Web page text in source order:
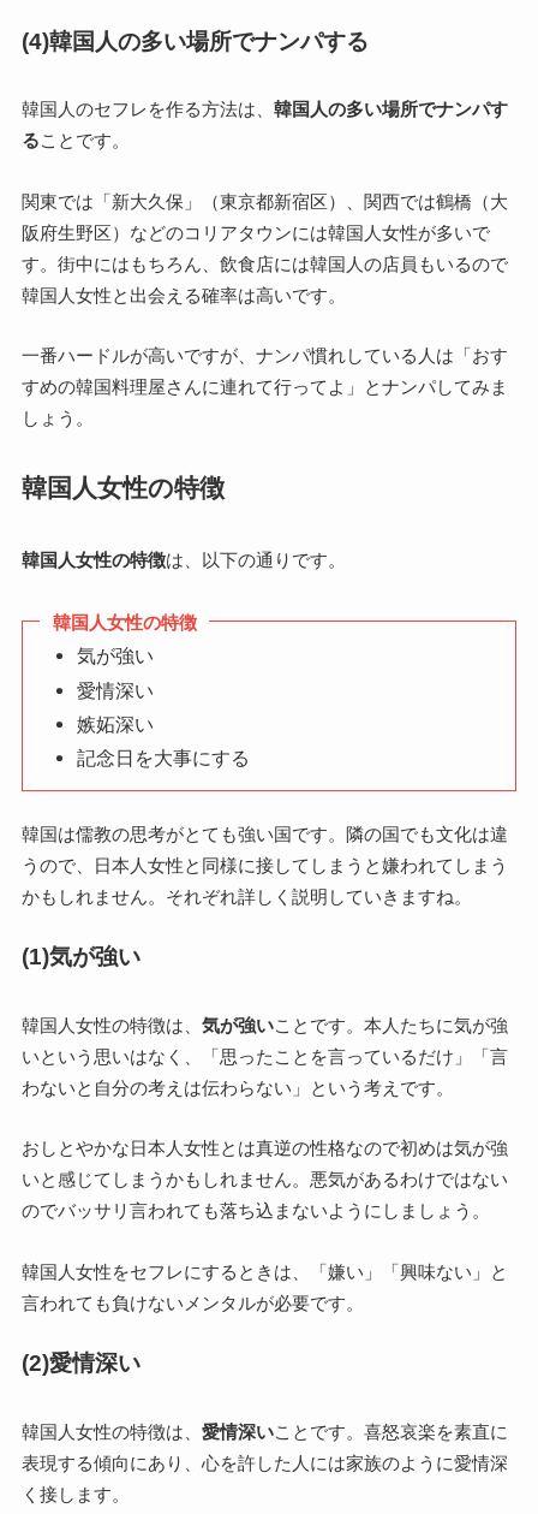
(4)韓国人の多い場所でナンパする
韓国人のセフレを作る方法は、 韓国人の多い場所でナンパす
ることです。
関東では「新大久保」（東京都新宿区）、関西では鶴橋（大
阪府生野区）などのコリアタウンには韓国人女性が多いで
す。街中にはもちろん、飲食店には韓国人の店員もいるので
韓国人女性と出会える確率は高いです。
一番ハードルが高いですが、ナンパ慣れしている人は「おす
すめの韓国料理屋さんに連れて行ってよ」とナンパしてみま
しょう。
韓国人女性の特徴
韓国人女性の特徴は、以下の通りです。
韓国人女性の特徴
気が強い
愛情深い
嫉妬深い
記念日を大事にする
韓国は儒教の思考がとても強い国です。隣の国でも文化は違
うので、日本人女性と同様に接してしまうと嫌われてしまう
かもしれません。それぞれ詳しく説明していきますね。
(1)気が強い
韓国人女性の特徴は、 気が強いことです。本人たちに気が強
いという思いはなく、「思ったことを言っているだけ」「言
わないと自分の考えは伝わらない」という考えです。
おしとやかな日本人女性とは真逆の性格なので初めは気が強
いと感じてしまうかもしれません。悪気があるわけではない
のでバッサリ言われても落ち込まないようにしましょう。
韓国人女性をセフレにするときは、「嫌い」「興味ない」と
言われても負けないメンタルが必要です。
(2)愛情深い
韓国人女性の特徴は、 愛情深いことです。喜怒哀楽を素直に
表現する傾向にあり、心を許した人には家族のように愛情深
く接します。